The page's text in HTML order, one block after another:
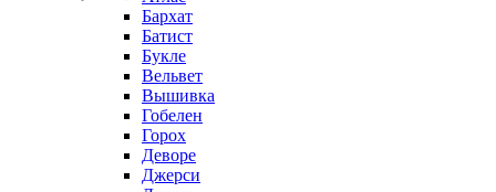
Бархат
Батист
Букле
Вельвет
Вышивка
Гобелен
Горох
Деворе
Джерси